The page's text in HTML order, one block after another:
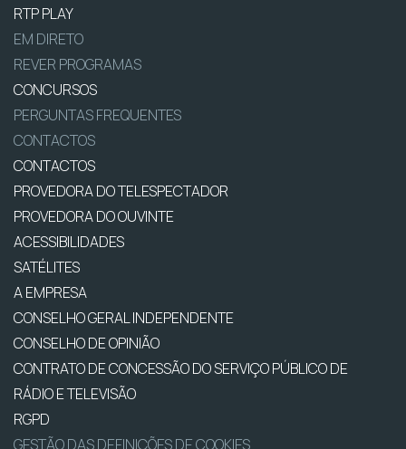
RTP PLAY
EM DIRETO
REVER PROGRAMAS
CONCURSOS
PERGUNTAS FREQUENTES
CONTACTOS
CONTACTOS
PROVEDORA DO TELESPECTADOR
PROVEDORA DO OUVINTE
ACESSIBILIDADES
SATÉLITES
A EMPRESA
CONSELHO GERAL INDEPENDENTE
CONSELHO DE OPINIÃO
CONTRATO DE CONCESSÃO DO SERVIÇO PÚBLICO DE
RÁDIO E TELEVISÃO
RGPD
GESTÃO DAS DEFINIÇÕES DE COOKIES